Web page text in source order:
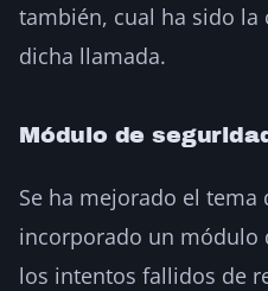
también, cual ha sido la
dicha llamada.
Módulo de
Se ha mejorado el tema
incorporado un
los intentos fallidos de